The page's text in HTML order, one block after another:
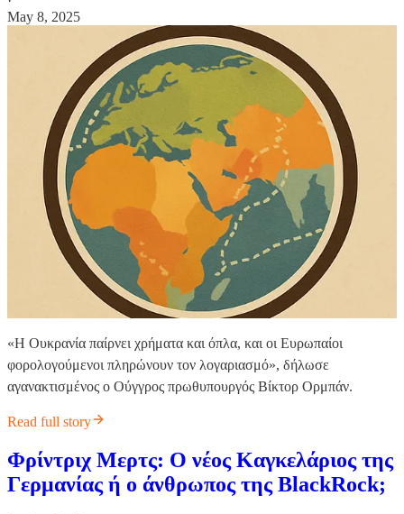
May 8, 2025
«Η Ουκρανία παίρνει χρήματα και όπλα, και οι Ευρωπαίοι
φορολογούμενοι πληρώνουν τον λογαριασμό», δήλωσε
αγανακτισμένος ο Ούγγρος πρωθυπουργός Βίκτορ Ορμπάν.
Read full story
Φρίντριχ Μερτς: Ο νέος Καγκελάριος της
Γερμανίας ή ο άνθρωπος της BlackRock;